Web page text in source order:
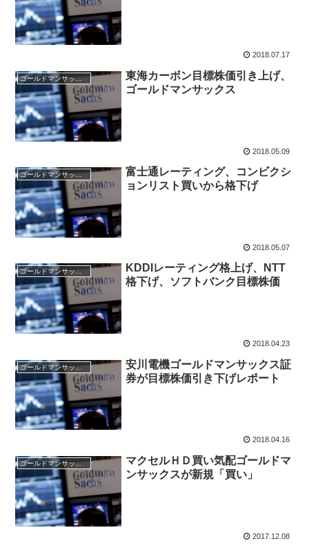
2018.07.17
ゴールドマンサックス証券
東海カーボン目標株価引き上げ、
ゴールドマンサックス
2018.05.09
ゴールドマンサックス証券
富士通レーティング、コンビクシ
ョンリスト買いから格下げ
2018.05.07
ゴールドマンサックス証券
KDDIレーティング格上げ、NTT
格下げ、ソフトバンク目標株価
2018.04.23
ゴールドマンサックス証券
安川電機ゴールドマンサックス証
券が目標株価引き下げレポート
2018.04.16
ゴールドマンサックス証券
マクセルＨＤ買い気配ゴールドマ
ンサックスが新規「買い」
2017.12.08